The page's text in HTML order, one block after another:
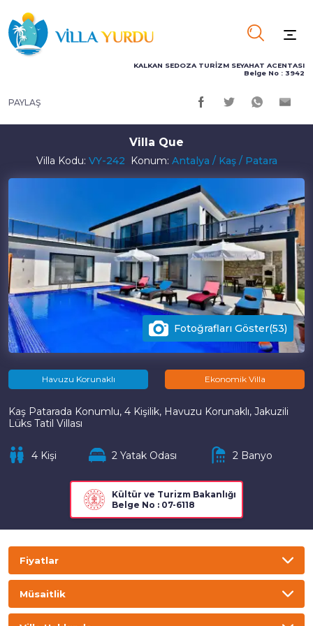
KALKAN SEDOZA TURİZM SEYAHAT ACENTASI
Belge No : 3942
PAYLAŞ
Havuzu Korunaklı Ekonomik Villa
Kaş Patarada Konumlu, 4 Kişilik, Havuzu Korunaklı, Jakuzili
Lüks Tatil Villası
4 Kişi 2 Yatak Odası 2 Banyo
Kültür ve Turizm Bakanlığı
Belge No : 07-6118
Villa Que
Villa Kodu: VY-242 Konum: Antalya / Kaş / Patara
Fotoğrafları Göster(53)
Fiyatlar
Gecelik Haftalık
Müsaitlik